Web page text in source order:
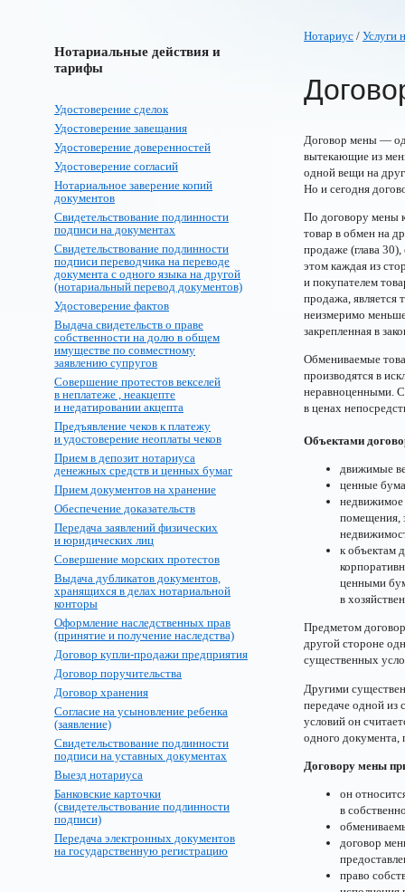
Нотариальные действия и
тарифы
Удостоверение сделок
Удостоверение завещания
Удостоверение доверенностей
Удостоверение согласий
Нотариальное заверение копий
документов
Свидетельствование подлинности
подписи на документах
Свидетельствование подлинности
подписи переводчика на переводе
документа с одного языка на другой
(нотариальный перевод документов)
Удостоверение фактов
Выдача свидетельств о праве
собственности на долю в общем
имуществе по совместному
заявлению супругов
Совершение протестов векселей
в неплатеже , неакцепте
и недатировании акцепта
Предъявление чеков к платежу
и удостоверение неоплаты чеков
Прием в депозит нотариуса
денежных средств и ценных бумаг
Прием документов на хранение
Обеспечение доказательств
Передача заявлений физических
и юридических лиц
Совершение морских протестов
Выдача дубликатов документов,
хранящихся в делах нотариальной
конторы
Оформление наследственных прав
(принятие и получение наследства)
Договор купли-продажи предприятия
Договор поручительства
Договор хранения
Согласие на усыновление ребенка
(заявление)
Свидетельствование подлинности
подписи на уставных документах
Выезд нотариуса
Банковские карточки
(свидетельствование подлинности
подписи)
Передача электронных документов
на государственную регистрацию
Нотариус / Услуги
Договор мены —
вытекающие из
одной вещи на
Но и сегодня
По договору мены
товар в обмен на
продаже (глава
этом каждая из
и покупателем
продажа, является
неизмеримо
закрепленная в
Обмениваемые
производятся в
неравноценными.
в ценах
Объектами
движимые
ценные
недвижимое
помещения,
к объектам
ценными
в
Предметом
другой стороне
существенных
Другими
передаче одной из
условий он
одного документа,
Договору мены
он
в
договор
право